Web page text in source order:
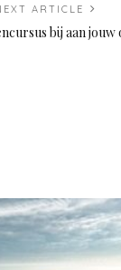
ARTICLE
bij aan